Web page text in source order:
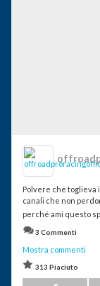
Polvere che toglieva
canali che non
perché ami questo
3 Commenti
Mostra commenti
313 Piaciuto